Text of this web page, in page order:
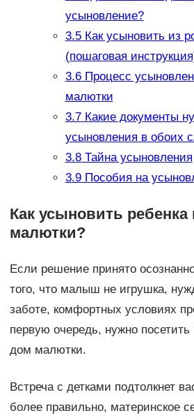
усыновление?
3.5Как усыновить из
(пошаговая
3.6Процесс
малютки
3.7Какие документы
усыновления в обоих
3.8Тайна усыновления
3.9Пособия на
Как усыновить ребенка
малютки?
Если решение принято
того, что малыш не игрушка,
заботе, комфортных условиях
первую очередь, нужно
дом малютки.
Встреча с детками подтолкнет
более правильно, материнское